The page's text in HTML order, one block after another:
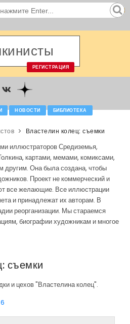
РЕГИСТРАЦИЯ
НОВОСТИ БИБЛИОТЕКА
Властелин колец: съемки
иллюстраторов Средиземья,
картами, мемами, комиксами,
другим. Она была создана, чтобы
Проект не коммерческий и
все желающие. Все иллюстрации
и принадлежат их авторам. В
реорганизации. Мы стараемся
биографии художникам и многое
съемки
и цехов "Властелина колец".
6